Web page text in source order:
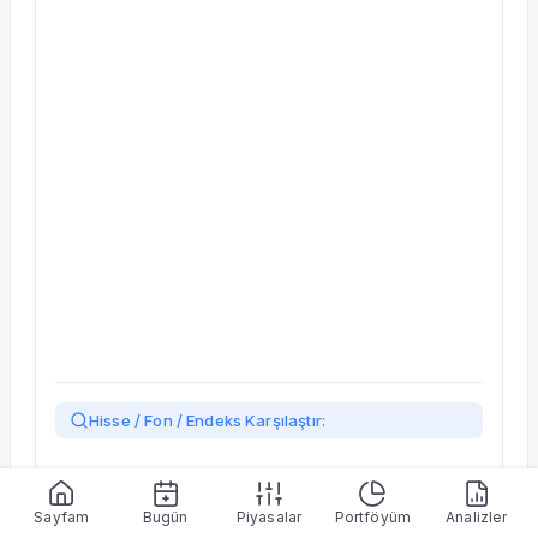
Hisse / Fon / Endeks Karşılaştır:
Sayfam Bugün Piyasalar Portföyüm Analizler